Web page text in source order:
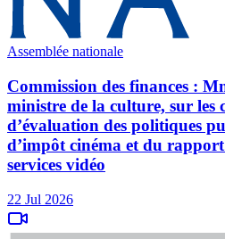
Assemblée nationale
Commission des finances :
ministre de la culture, sur les
d’évaluation des politiques
d’impôt cinéma et du rapport
services vidéo
22 Jul 2026